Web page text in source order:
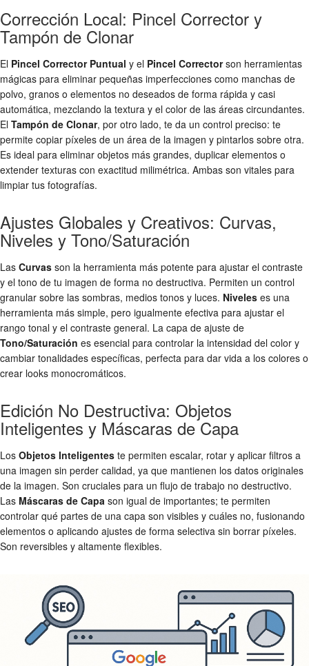
Corrección Local: Pincel Corrector y
Tampón de Clonar
El Pincel Corrector Puntual y el Pincel Correctorson herramientas
mágicas para eliminar pequeñas imperfecciones como manchas de
polvo, granos o elementos no deseados de forma rápida y casi
automática, mezclando la textura y el color de las áreas circundantes.
El Tampón de Clonar, por otro lado, te da un control preciso: te
permite copiar píxeles de un área de la imagen y pintarlos sobre otra.
Es ideal para eliminar objetos más grandes, duplicar elementos o
extender texturas con exactitud milimétrica. Ambas son vitales para
limpiar tus fotografías.
Ajustes Globales y Creativos: Curvas,
Niveles y Tono/Saturación
Las Curvas son la herramienta más potente para ajustar el contraste
y el tono de tu imagen de forma no destructiva. Permiten un control
granular sobre las sombras, medios tonos y luces. Niveles es una
herramienta más simple, pero igualmente efectiva para ajustar el
rango tonal y el contraste general. La capa de ajuste de
Tono/Saturación es esencial para controlar la intensidad del color y
cambiar tonalidades específicas, perfecta para dar vida a los colores o
crear looks monocromáticos.
Edición No Destructiva: Objetos
Inteligentes y Máscaras de Capa
Los Objetos Inteligentes te permiten escalar, rotar y aplicar filtros a
una imagen sin perder calidad, ya que mantienen los datos originales
de la imagen. Son cruciales para un flujo de trabajo no destructivo.
Las Máscaras de Capa son igual de importantes; te permiten
controlar qué partes de una capa son visibles y cuáles no, fusionando
elementos o aplicando ajustes de forma selectiva sin borrar píxeles.
Son reversibles y altamente flexibles.